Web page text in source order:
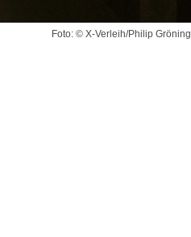
Foto: © X-Verleih/Philip Gröning